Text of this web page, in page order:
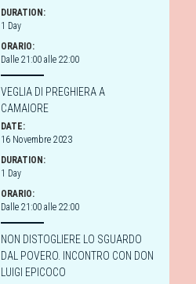
DURATION:
1 Day
ORARIO:
Dalle 21:00 alle 22:00
VEGLIA DI PREGHIERA A
CAMAIORE
DATE:
16 Novembre 2023
DURATION:
1 Day
ORARIO:
Dalle 21:00 alle 22:00
NON DISTOGLIERE LO SGUARDO
DAL POVERO. INCONTRO CON DON
LUIGI EPICOCO